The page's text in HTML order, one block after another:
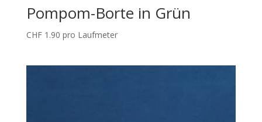
Pompom-Borte in Grün
CHF1.90 pro Laufmeter